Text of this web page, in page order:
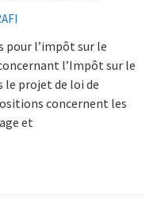
pour l’impôt sur le
l’Impôt sur le
le projet de loi de
concernent les
et